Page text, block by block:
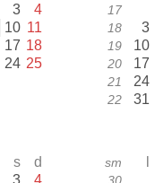
3 4
10 11
17 18
24 25
17
18 3
19 10
20 17
21 24
22 31
s d
3 4
sm
30